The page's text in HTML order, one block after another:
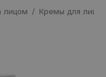
лицом Кремы для лица